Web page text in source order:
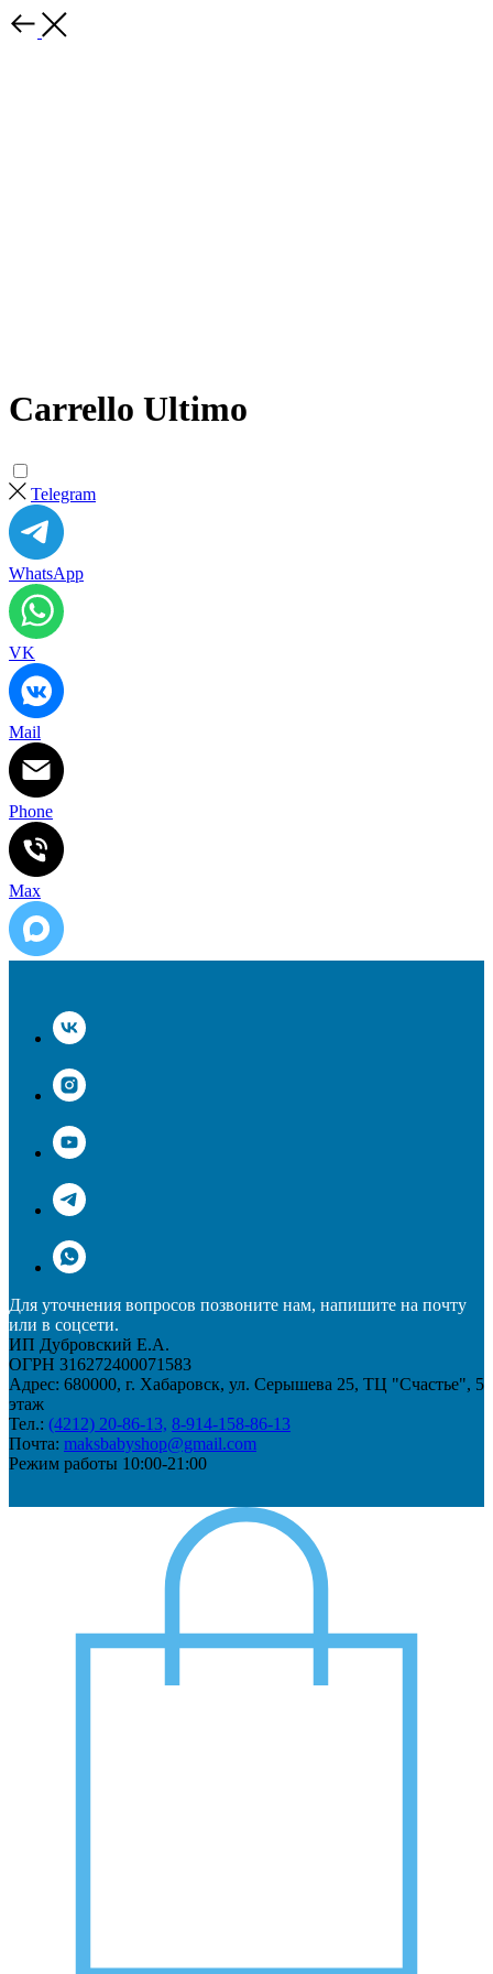
Carrello Ultimo
Telegram
WhatsApp
VK
Mail
Phone
Max
Для уточнения вопросов позвоните нам, напишите на почту
или в соцсети.
ИП Дубровский Е.А.
ОГРН 316272400071583
Адрес: 680000, г. Хабаровск, ул. Серышева 25, ТЦ "Счастье", 5
этаж
Тел.: (4212) 20-86-13, 8-914-158-86-13
Почта: maksbabyshop@gmail.com
Режим работы 10:00-21:00